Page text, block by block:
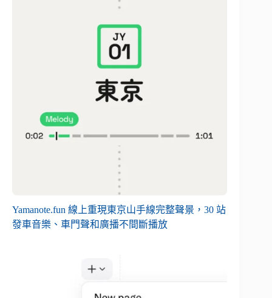
Yamanote.fun 線上重現東京山手線完整聲景，30 站
發車音樂、車門聲和廣播不間斷播放